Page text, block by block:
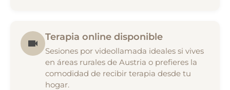
Terapia online disponible
Sesiones por videollamada ideales si vives
en áreas rurales de Austria o prefieres la
comodidad de recibir terapia desde tu
hogar.